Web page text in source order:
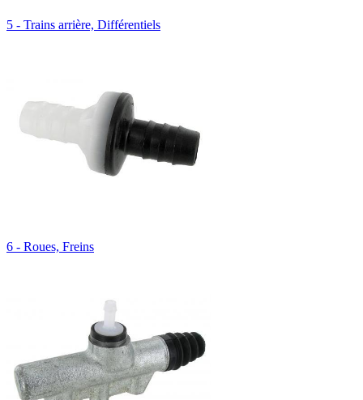
5 - Trains arrière, Différentiels
6 - Roues, Freins